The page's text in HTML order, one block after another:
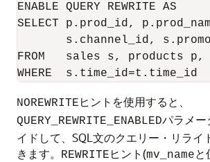
ENABLE QUERY REWRITE AS
SELECT p.prod_id,
s.channel_id,
FROM   sales s, products
NOREWRITE ヒントを使用すると、
QUERY_REWRITE_ENABLEDパラメー
イドして、SQL文のクエリー・リライ
きます。
REWRITE ヒント(mv_nameと